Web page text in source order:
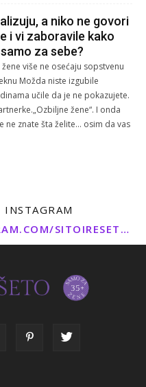
a niko ne govori
i vi zaboravile kako
za sebe?
više ne osećaju sopstvenu
Možda niste izgubile
učile da je ne pokazujete.
žene“. I onda
ne znate šta želite… osim da vas
@HTTPS://WWW.INSTAGRAM.COM/SITOIRESETO/